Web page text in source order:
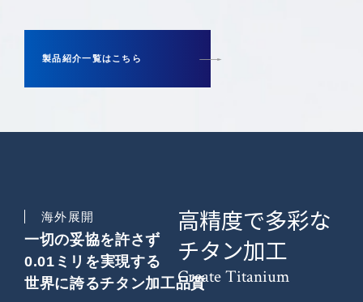
高精度で多彩な
チタン加工
Create Titanium
製品紹介一覧はこちら
海外展開
一切の妥協を許さず
0.01ミリを実現する
世界に誇るチタン加工品質